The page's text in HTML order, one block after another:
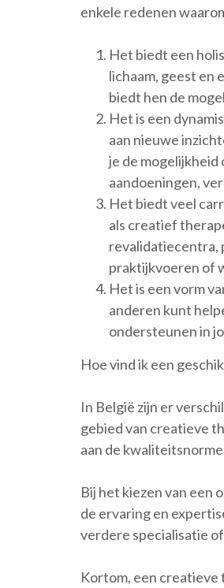
enkele redenen
Het biedt een
lichaam, geest en
biedt hen de
Het is een
aan nieuwe
je de mogelijkheid
aandoeningen,
Het biedt veel
als creatief
revalidatiecentra,
praktijkvoeren of
Het is een vorm
anderen kunt
ondersteunen in
Hoe vind ik een
In België zijn er
gebied van creatieve
aan de
Bij het kiezen van een
de ervaring en
verdere specialisatie
Kortom, een creatieve